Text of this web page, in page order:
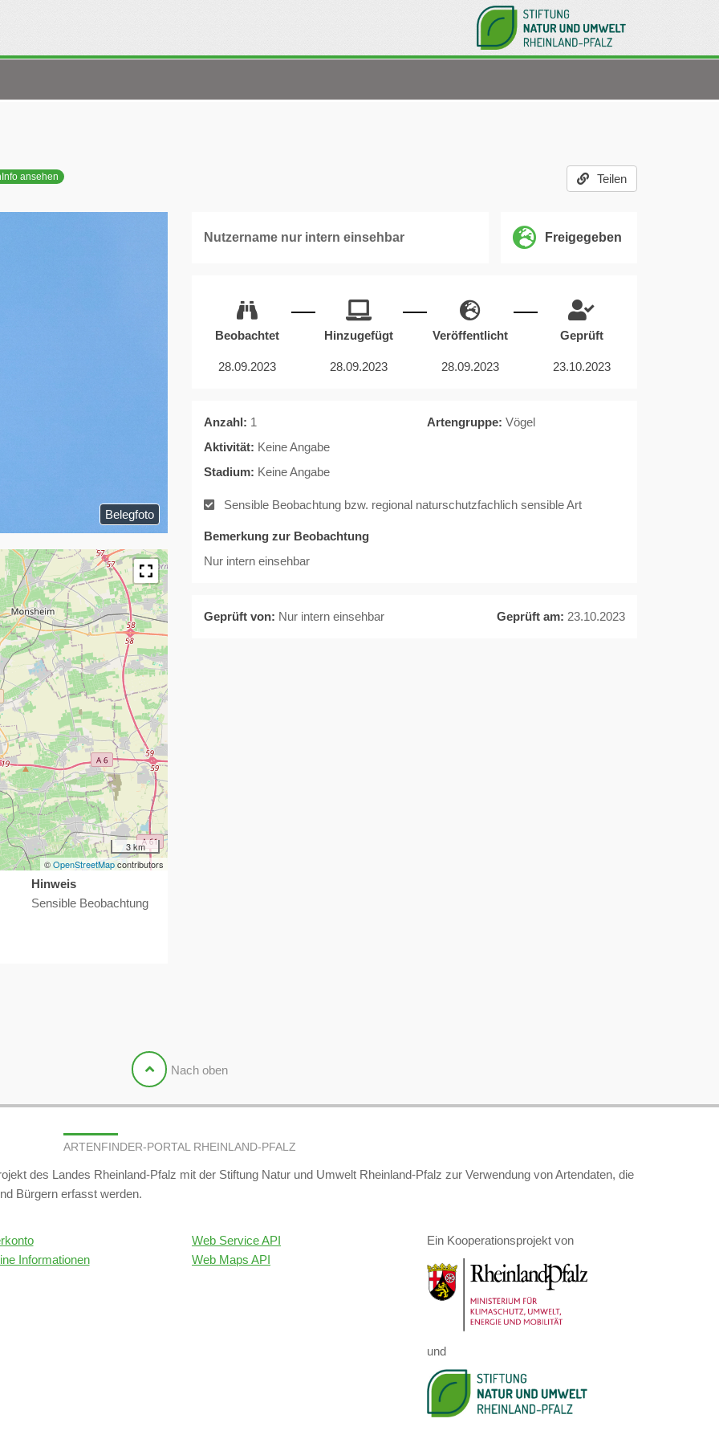
Teilen
ansehen
Belegfoto
3 km
©OpenStreetMapcontributors
Hinweis
Sensible Beobachtung
Nutzername nur intern einsehbar Freigegeben
Beobachtet
28.09.2023
Hinzugefügt
28.09.2023
Veröffentlicht
28.09.2023
Geprüft
23.10.2023
Anzahl: 1 Artengruppe: Vögel
Aktivität: Keine Angabe
Stadium: Keine Angabe
Sensible Beobachtung bzw. regional naturschutzfachlich sensible Art
Bemerkung zur Beobachtung
Nur intern einsehbar
Geprüft von: Nur intern einsehbar Geprüft am: 23.10.2023
Nach oben
ARTENFINDER-PORTAL RHEINLAND-PFALZ
des Landes Rheinland-Pfalz mit der Stiftung Natur und Umwelt Rheinland-Pfalz zur Verwendung von Artendaten, die
Bürgern erfasst werden.
Informationen
Web Service API
Web Maps API
Ein Kooperationsprojekt von
und